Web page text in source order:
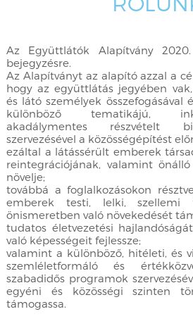
Az Együttlátók Alapítvány
bejegyzésre.
Az Alapítványt az alapító azzal a
hogy az együttlátás jegyében
és látó személyek összefogásával
különböző tematikájú,
akadálymentes részvételt
szervezésével a közösségépítést
ezáltal a látássérült emberek
reintegrációjának, valamint
növelje;
továbbá a foglalkozásokon
emberek testi, lelki, szellemi
önismeretben való növekedését
tudatos életvezetési
való képességeit fejlessze;
valamint a különböző, hitéleti, és
szemléletformáló és
szabadidős programok
egyéni és közösségi szinten
támogassa.